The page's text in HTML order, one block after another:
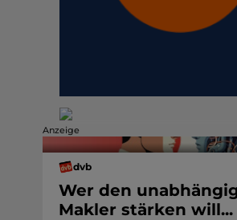
Anzeige
dvb
Wer den
Makler stärken will...